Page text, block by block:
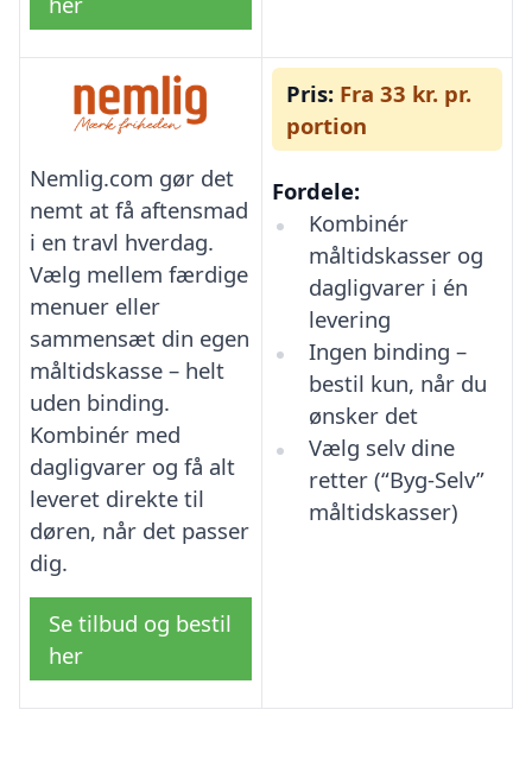
Nemlig.com gør det
nemt at få aftensmad
i en travl hverdag.
Vælg mellem færdige
menuer eller
sammensæt din egen
måltidskasse – helt
uden binding.
Kombinér med
dagligvarer og få alt
leveret direkte til
døren, når det passer
dig.
Se tilbud og bestil
her
Pris: Fra 33 kr. pr.
portion
Fordele:
Kombinér
måltidskasser og
dagligvarer i én
levering
Ingen binding –
bestil kun, når du
ønsker det
Vælg selv dine
retter (“Byg-Selv”
måltidskasser)